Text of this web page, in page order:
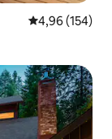
4,96 de uma
4,96 (154)